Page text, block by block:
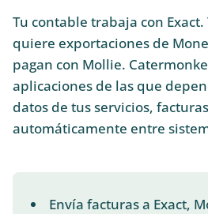
Tu contable trabaja con Exact.
quiere exportaciones de
pagan con Mollie.
aplicaciones de las que
datos de tus servicios,
automáticamente entre
Envía facturas a Exact,